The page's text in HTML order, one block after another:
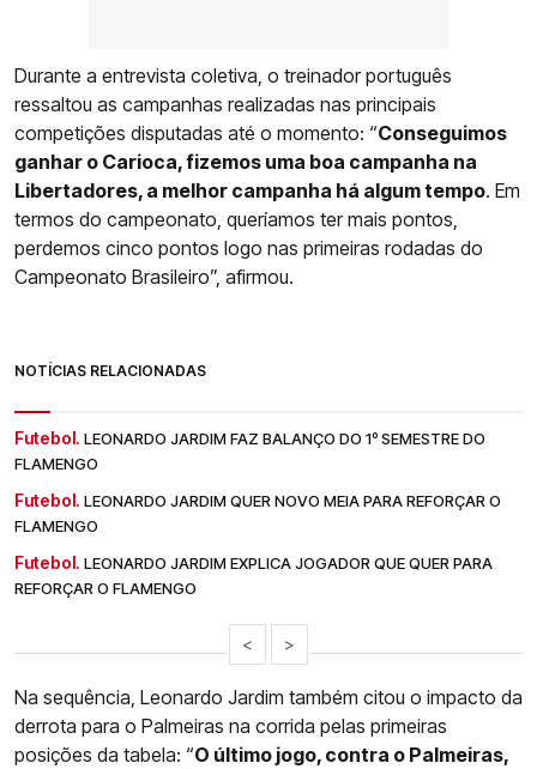
Durante a entrevista coletiva, o treinador português
ressaltou as campanhas realizadas nas principais
competições disputadas até o momento: “Conseguimos
ganhar o Carioca, fizemos uma boa campanha na
Libertadores, a melhor campanha há algum tempo. Em
termos do campeonato, queríamos ter mais pontos,
perdemos cinco pontos logo nas primeiras rodadas do
Campeonato Brasileiro”, afirmou.
NOTÍCIAS RELACIONADAS
Futebol. LEONARDO JARDIM FAZ BALANÇO DO 1º SEMESTRE DO
FLAMENGO
Futebol. LEONARDO JARDIM QUER NOVO MEIA PARA REFORÇAR O
FLAMENGO
Futebol. LEONARDO JARDIM EXPLICA JOGADOR QUE QUER PARA
REFORÇAR O FLAMENGO
< >
Na sequência, Leonardo Jardim também citou o impacto da
derrota para o Palmeiras na corrida pelas primeiras
posições da tabela: “O último jogo, contra o Palmeiras,